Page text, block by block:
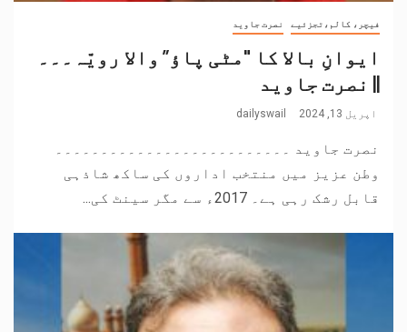
فیچر، کالم،تجزئیے نصرت جاوید
ایوانِ بالا کا "مٹی پاؤ” والا رویّہ۔۔۔
|| نصرت جاوید
اپریل 13, 2024 dailyswail
نصرت جاوید ۔۔۔۔۔۔۔۔۔۔۔۔۔۔۔۔۔۔۔۔۔۔۔۔۔۔
وطن عزیز میں منتخب اداروں کی ساکھ شاذہی
قابل رشک رہی ہے۔ 2017ء سے مگر سینٹ کی...